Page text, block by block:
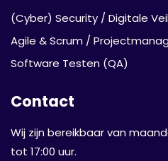
(Cyber) Security / Digitale
Agile & Scrum /
Software Testen (QA)
Contact
Wij zijn bereikbaar van
tot 17:00 uur.